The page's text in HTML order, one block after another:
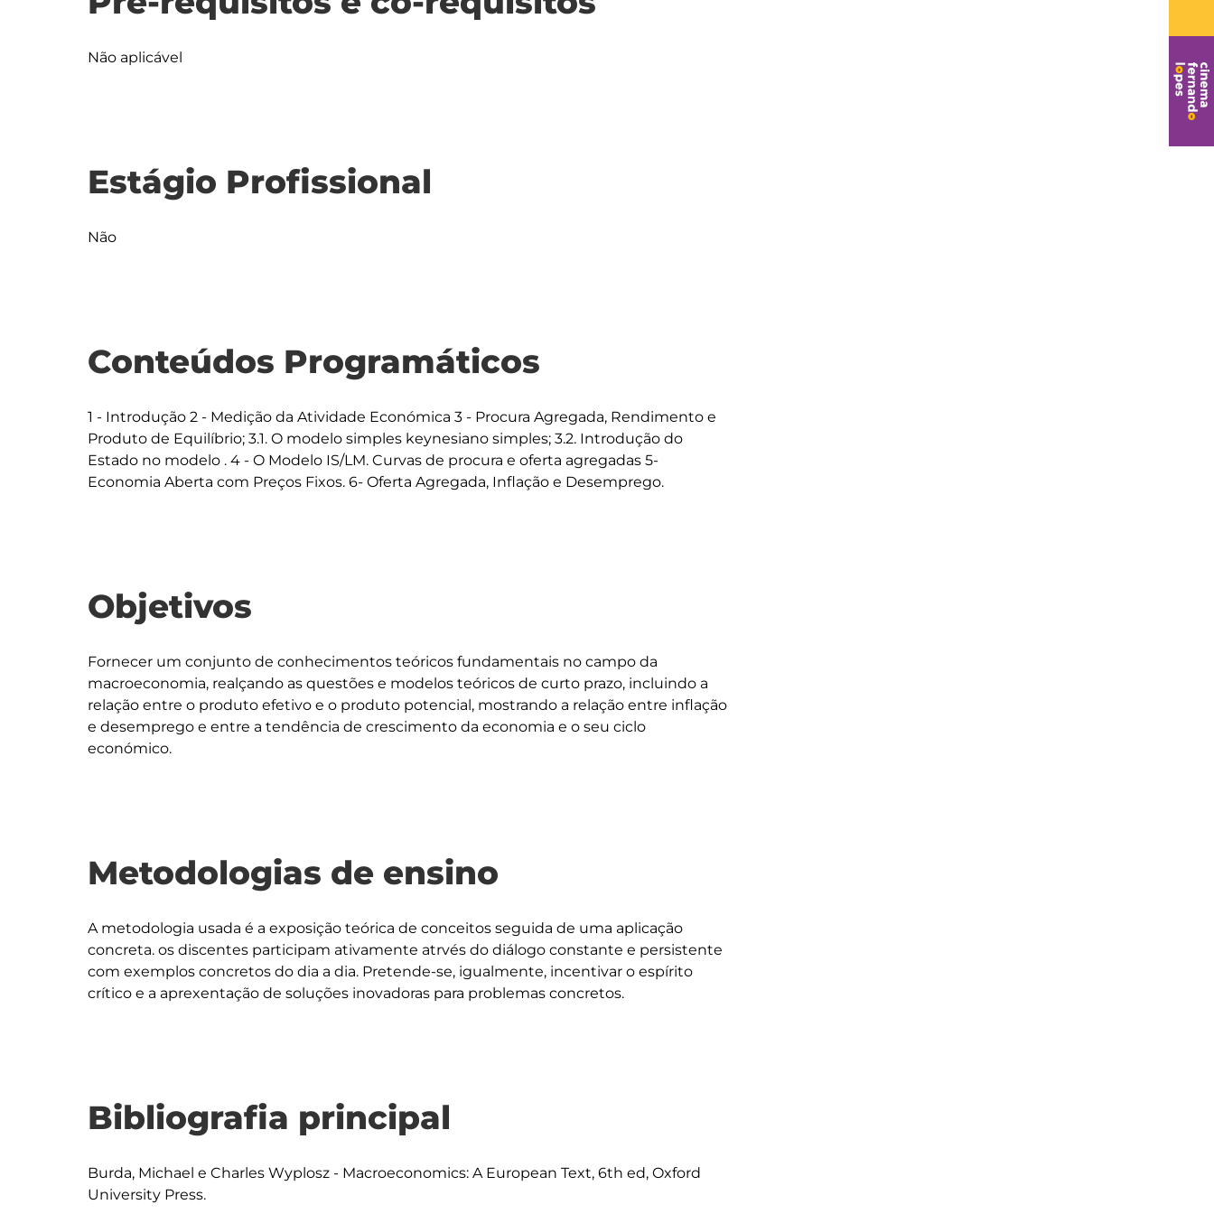
Não aplicável
Estágio Profissional
Não
Conteúdos Programáticos
1 - Introdução 2 - Medição da Atividade Económica 3 - Procura Agregada, Rendimento e
Produto de Equilíbrio; 3.1. O modelo simples keynesiano simples; 3.2. Introdução do
Estado no modelo . 4 - O Modelo IS/LM. Curvas de procura e oferta agregadas 5-
Objetivos
Fornecer um conjunto de conhecimentos teóricos fundamentais no campo da
macroeconomia, realçando as questões e modelos teóricos de curto prazo, incluindo a
relação entre o produto efetivo e o produto potencial, mostrando a relação entre inflação
e desemprego e entre a tendência de crescimento da economia e o seu ciclo
Metodologias de ensino
A metodologia usada é a exposição teórica de conceitos seguida de uma aplicação
concreta. os discentes participam ativamente atrvés do diálogo constante e persistente
com exemplos concretos do dia a dia. Pretende-se, igualmente, incentivar o espírito
Bibliografia principal
Burda, Michael e Charles Wyplosz - Macroeconomics: A European Text, 6th ed, Oxford
University Press.